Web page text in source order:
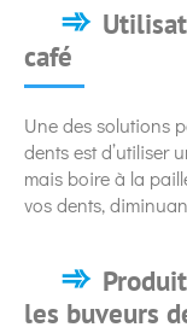
café
Une des solutions
dents est d’utiliser
mais boire à la
vos dents,
les buveurs